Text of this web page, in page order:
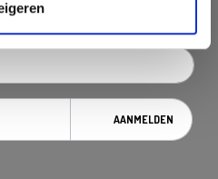
AANMELDEN